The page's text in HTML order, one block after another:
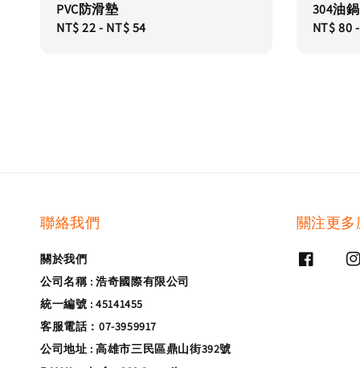
PVC防滑墊
Regular
NT$ 22- NT$ 54
304油
Regular
NT$ 80
聯絡我們
關於我們
公司名稱 : 浩奇國際有限公司
統一編號 : 45141455
客服電話：07-3959917
公司地址 : 高雄市三民區鼎山街392號
關注更